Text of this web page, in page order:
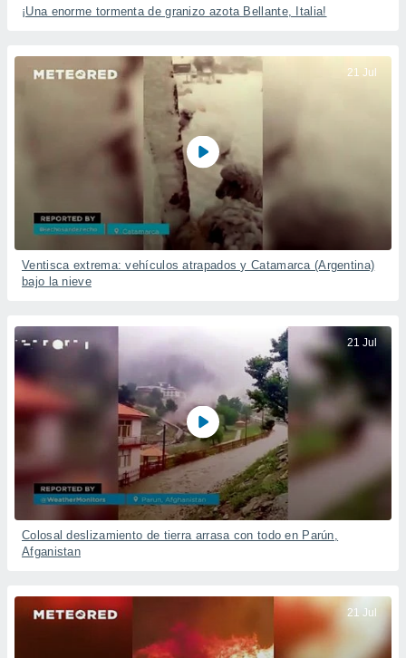
¡Una enorme tormenta de granizo azota Bellante, Italia!
21 Jul
Ventisca extrema: vehículos atrapados y Catamarca (Argentina)
bajo la nieve
21 Jul
Colosal deslizamiento de tierra arrasa con todo en Parún,
Afganistan
21 Jul